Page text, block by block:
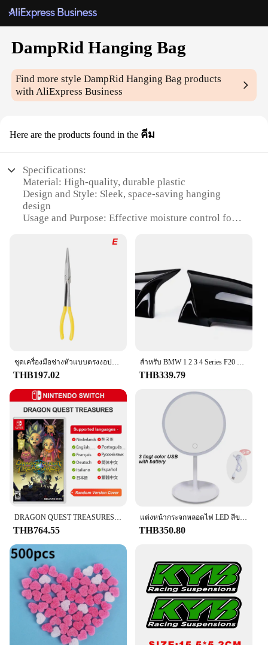
DampRid Hanging Bag
Find more styleDampRid Hanging Bag products
with AliExpress Business
Here are the products found in the คีม
Specifications:
Material: High-quality, durable plastic
Design and Style: Sleek, space-saving hanging
design
Usage and Purpose: Effective moisture control for
Performance and Property: Absorbs excess
moisture, preventing mold and mildew growth
Quantity: Available in sets for comprehensive
Applicable Scenarios: Ideal for use in closets,
storage areas, and basements
Features:
**Efficient Moisture Control for Your Home**
solution for maintaining a healthy and dry
environment in your home. Designed to combat the
this product is a must-have for anyone looking to
preserve the integrity of their belongings and the air
quality in their living spaces. With its space-saving
hanging design, the DampRid Hanging Bag is an
unobtrusive addition to any room, blending
seamlessly into your surroundings while doing its
job.
**Versatile and Convenient for Every Space**
Whether you're dealing with a damp basement, a
musty closet, or a humid storage area, the DampRid
Hanging Bag is the perfect tool for tackling
moisture issues. Its versatility extends to various
scenarios, making it an essential item for both
residential and commercial settings. The ease of use
is unmatched; simply hang the bag in the desired
location, and watch as it absorbs excess moisture,
ensuring a dry and comfortable environment. With
its efficient performance and long-lasting effect, the
DampRid Hanging Bag is a reliable choice for both
homeowners and businesses alike.
ชุดเครื่องมือช่างหัวแบบตรงงอปากแหลมพิเศษแบบ DIY คลิปประแจอุปกรณ์กำจัดด้วยมือชุดดูแลรถยนต์อุปกรณ์เสริมรถยนต์
THB197.02
สําหรับ BMW 1 2 3 4 Series F20 F30 F31 F32 F36 2012 - UP 320i 328i 330d 335i M3 M4 ดูเปลี่ยนสไตล์คาร์บอนไฟเบอร์ฝาครอบกระจก
THB339.79
DRAGON QUEST TREASURES ข้อเสนอเกม Nintendo Switch 100% Original การ์ดเกมทางกายภาพ RPG Action ประเภทสําหรับสวิทช์ OLED Lite
THB764.55
แต่งหน้ากระจกหลอดไฟ LED สีขาว Daylight กระจกเงาโต๊ะเครื่องแป้งที่ถอดออกได้/ฐานจัดเก็บข้อมูล3โหมดกระจก Light ของขวัญ USB สาย
THB350.80